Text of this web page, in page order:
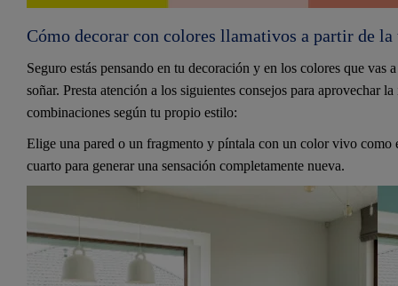
Cómo decorar con colores llamativos a partir de
Seguro estás pensando en tu decoración y en los colores que vas
soñar. Presta atención a los siguientes consejos para aprovechar
combinaciones según tu propio estilo:
Elige una pared o un fragmento y píntala con un color vivo
cuarto para generar una sensación completamente nueva.